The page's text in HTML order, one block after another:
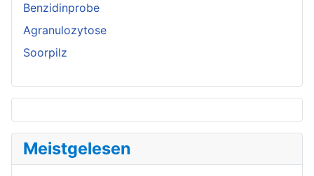
Benzidinprobe
Agranulozytose
Soorpilz
Meistgelesen